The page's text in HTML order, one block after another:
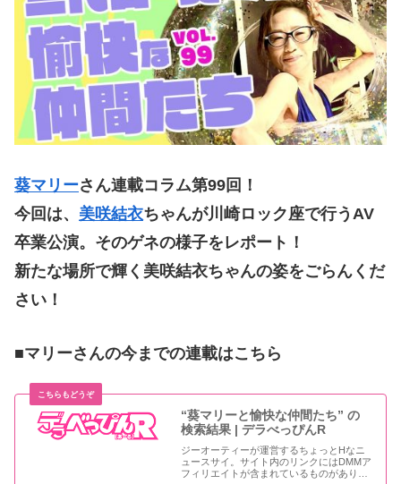
葵マリーさん連載コラム第99回！
今回は、 美咲結衣ちゃんが川崎ロック座で行うAV
卒業公演。そのゲネの様子をレポート！
新たな場所で輝く美咲結衣ちゃんの姿をごらんくだ
さい！
■マリーさんの今までの連載はこちら
“葵マリーと愉快な仲間たち” の
検索結果 | デラべっぴんR
ジーオーティーが運営するちょっとHなニ
ュースサイ。サイト内のリンクにはDMMア
フィリエイトが含まれているものがありま